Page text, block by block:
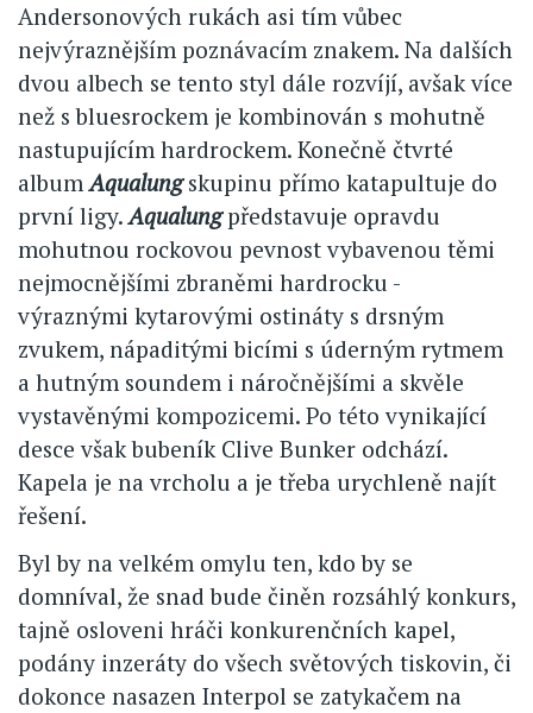
Andersonových rukách asi tím vůbec
nejvýraznějším poznávacím znakem. Na dalších
dvou albech se tento styl dále rozvíjí, avšak více
než s bluesrockem je kombinován s mohutně
nastupujícím hardrockem. Konečně čtvrté
albumAqualungskupinu přímo katapultuje do
první ligy.Aqualungpředstavuje opravdu
mohutnou rockovou pevnost vybavenou těmi
nejmocnějšími zbraněmi hardrocku -
výraznými kytarovými ostináty s drsným
zvukem, nápaditými bicími s úderným rytmem
a hutným soundem i náročnějšími a skvěle
vystavěnými kompozicemi. Po této vynikající
desce však bubeník Clive Bunker odchází.
Kapela je na vrcholu a je třeba urychleně najít
řešení.
Byl by na velkém omylu ten, kdo by se
domníval, že snad bude činěn rozsáhlý konkurs,
tajně osloveni hráči konkurenčních kapel,
podány inzeráty do všech světových tiskovin, či
dokonce nasazen Interpol se zatykačem na